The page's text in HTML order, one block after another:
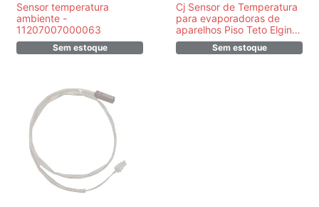
Sensor temperatura
ambiente -
11207007000063
Sem estoque
Cj Sensor de Temperatura
para evaporadoras de
aparelhos Piso Teto Elgin-
93918
Sem estoque